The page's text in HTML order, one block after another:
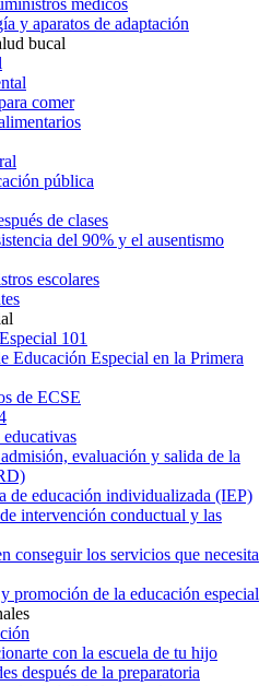
y aparatos de adaptación
bucal
comer
pública
de clases
del 90% y el ausentismo
escolares
101
Educación Especial en la Primera
de ECSE
evaluación y salida de la
de educación individualizada (IEP)
intervención conductual y las
conseguir los servicios que necesita
promoción de la educación especial
con la escuela de tu hijo
después de la preparatoria